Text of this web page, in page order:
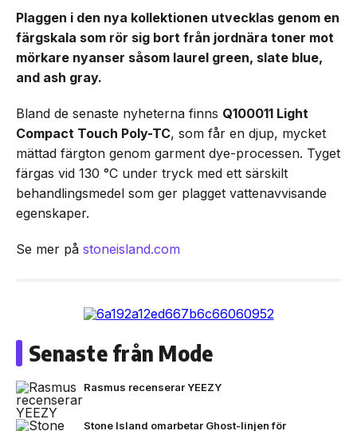
Plaggen i den nya kollektionen utvecklas genom en
färgskala som rör sig bort från jordnära toner mot
mörkare nyanser såsom laurel green, slate blue,
and ash gray.
Bland de senaste nyheterna finns Q100011 Light
Compact Touch Poly-TC, som får en djup, mycket
mättad färgton genom garment dye-processen. Tyget
färgas vid 130 °C under tryck med ett särskilt
behandlingsmedel som ger plagget vattenavvisande
egenskaper.
Se mer på stoneisland.com
Senaste från Mode
Rasmus recenserar YEEZY
Stone Island omarbetar Ghost-linjen för